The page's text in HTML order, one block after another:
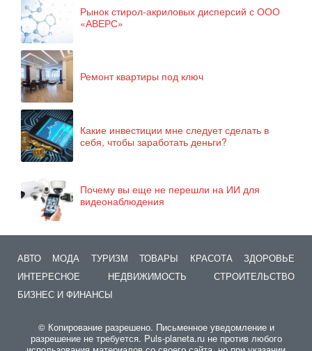
Рынок стирол-акриловых дисперсий с ООО
«АВЕРС»
Ремонт квартиры под ключ
Какие инвестиции мне следует сделать в
себя, чтобы заработать деньги?
Почему вы еще не перешли на ИИ для
видеонаблюдения
АВТО МОДА ТУРИЗМ ТОВАРЫ КРАСОТА
ЗДОРОВЬЕ
ИНТЕРЕСНОЕ
НЕДВИЖИМОСТЬ
СТРОИТЕЛЬСТВО
БИЗНЕС И ФИНАНСЫ
© Копирование разрешено. Письменное уведомление и
разрешение не требуется. Puls-planeta.ru не против любого